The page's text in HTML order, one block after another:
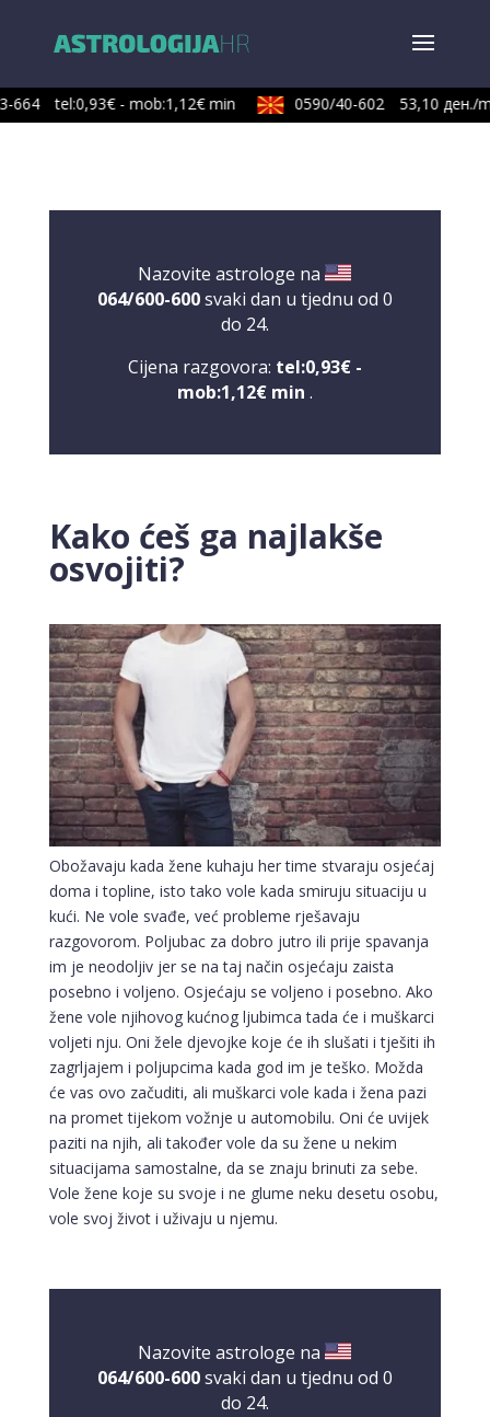
664 tel:0,93€ - mob:1,12€ min 0590/40-602 53,10 ден./
Nazovite astrologe na
064/600-600svaki dan u tjednu od 0
do 24.
Cijena razgovora: tel:0,93€ -
mob:1,12€ min .
Kako ćeš ga najlakše
osvojiti?
Obožavaju kada žene kuhaju her time stvaraju osjećaj
doma i topline, isto tako vole kada smiruju situaciju u
kući. Ne vole svađe, već probleme rješavaju
razgovorom. Poljubac za dobro jutro ili prije spavanja
im je neodoljiv jer se na taj način osjećaju zaista
posebno i voljeno. Osjećaju se voljeno i posebno. Ako
žene vole njihovog kućnog ljubimca tada će i muškarci
voljeti nju. Oni žele djevojke koje će ih slušati i tješiti ih
zagrljajem i poljupcima kada god im je teško. Možda
će vas ovo začuditi, ali muškarci vole kada i žena pazi
na promet tijekom vožnje u automobilu. Oni će uvijek
paziti na njih, ali također vole da su žene u nekim
situacijama samostalne, da se znaju brinuti za sebe.
Vole žene koje su svoje i ne glume neku desetu osobu,
vole svoj život i uživaju u njemu.
Nazovite astrologe na
064/600-600svaki dan u tjednu od 0
do 24.